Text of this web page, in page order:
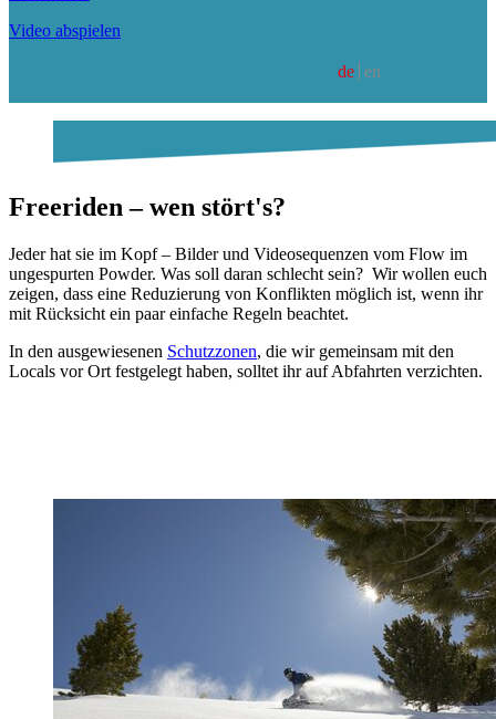
de en
Video abspielen
Freeriden – wen stört's?
Jeder hat sie im Kopf – Bilder und Videosequenzen vom Flow im
ungespurten Powder. Was soll daran schlecht sein? Wir wollen euch
zeigen, dass eine Reduzierung von Konflikten möglich ist, wenn ihr
mit Rücksicht ein paar einfache Regeln beachtet.
In den ausgewiesenen Schutzzonen, die wir gemeinsam mit den
Locals vor Ort festgelegt haben, solltet ihr auf Abfahrten verzichten.